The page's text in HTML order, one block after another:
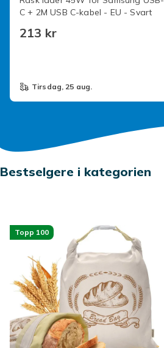
C + 2M USB C-kabel - EU - Svart
213 kr
tirsdag, 25 aug.
Bestselgere i kategorien
Topp 100